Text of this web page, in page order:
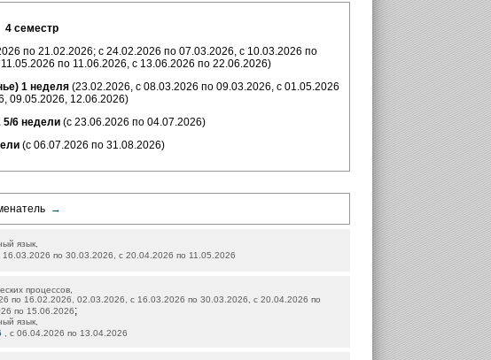
4 семестр
по 21.02.2026; с 24.02.2026 по 07.03.2026, с 10.03.2026 по
по 11.06.2026, с 13.06.2026 по 22.06.2026)
1 неделя(23.02.2026, с 08.03.2026 по 09.03.2026, с 01.05.2026
09.05.2026, 12.06.2026)
5/6 недели (с 23.06.2026 по 04.07.2026)
(с 06.07.2026 по 31.08.2026)
→
язык,
16.03.2026 по 30.03.2026, с 20.04.2026 по 11.05.2026
процессов,
по 16.02.2026, 02.03.2026, с 16.03.2026 по 30.03.2026, с 20.04.2026 по
по 15.06.2026;
язык,
, с 06.04.2026 по 13.04.2026